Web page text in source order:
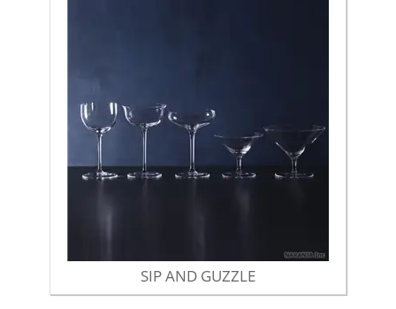
SIP AND GUZZLE